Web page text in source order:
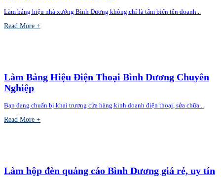
Làm bảng hiệu nhà xưởng Bình Dương không chỉ là tấm biển tên doanh...
Read More +
Làm Bảng Hiệu Điện Thoại Bình Dương Chuyên
Nghiệp
Bạn đang chuẩn bị khai trương cửa hàng kinh doanh điện thoại, sửa chữa...
Read More +
Làm hộp đèn quảng cáo Bình Dương giá rẻ, uy tín